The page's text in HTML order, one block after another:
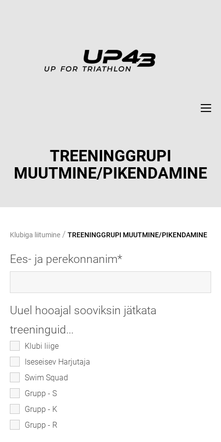
TREENINGGRUPI
MUUTMINE/PIKENDAMINE
Klubiga liitumine / TREENINGGRUPI MUUTMINE/PIKENDAMINE
Ees- ja perekonnanim
Uuel hooajal sooviksin jätkata
treeninguid...
Klubi liige
Iseseisev Harjutaja
Swim Squad
Grupp - S
Grupp - K
Grupp - R